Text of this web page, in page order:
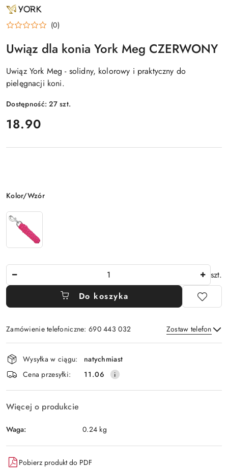
NAZWA
PRODUCENTA:
YORK (0)
Uwiąz dla konia York Meg CZERWONY
Uwiąz York Meg - solidny, kolorowy i praktyczny do
pielęgnacji koni.
Dostępność:27szt.
cena:
18.90
Wariant
Kolor/Wzór
szt.
Do koszyka
Zamówienie telefoniczne: 690 443 032 Zostaw telefon
Wyślij
Dostępność
i
dostawa
Wysyłka w ciągu:
natychmiast
Cena przesyłki:
11.06
Więcej o produkcie
Waga: 0.24 kg
Pobierz produkt do PDF